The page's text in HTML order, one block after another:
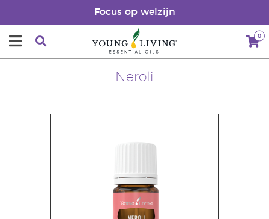
Focus op welzijn
0
Neroli